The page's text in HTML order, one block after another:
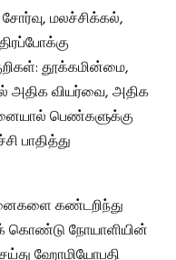
மலச்சிக்கல்,
தூக்கமின்மை,
வியர்வை, அதிக
பெண்களுக்கு
பாதித்து
கண்டறிந்து
கொண்டு நோயாளியின்